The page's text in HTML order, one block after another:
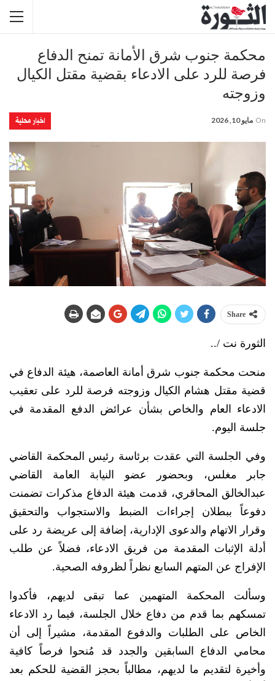
محكمة جنوب شرق الأمانة تمنح الدفاع
فرصة للرد على الادعاء بقضية مقتل الكيال
وزوجته
اخبار محلية On مايو 10, 2026
Share
الثورة نت /..
منحت محكمة جنوب شرق أمانة العاصمة، هيئة الدفاع في
قضية مقتل هشام الكيال وزوجته فرصة للرد على تعقيب
الادعاء العام والخاص بشأن عرائض الدفع المقدمة في
جلسة اليوم.
وفي الجلسة التي عقدت برئاسة رئيس المحكمة القاضي
جابر مغلس، وبحضور عضو النيابة العامة القاضي
عبدالخالق المحاقري، قدمت هيئة الدفاع مذكرات تضمنت
دفوعاً ببطلان إجراءات الضبط والاستجواب والتحقيق
وقرار الاتهام والدعوى الإدارية، إضافة إلى عريضة رد على
أدلة الإثبات المقدمة من فريق الادعاء، فضلاً عن طلب
الإفراج عن المتهم السابع نظراً لظروفه الصحية.
وسألت المحكمة المتهمين عما تبقى لديهم، فأكدوا
تمسكهم بما قدم من دفاع خلال الجلسة، فيما رد الادعاء
الخاص على الطلبات والدفوع المقدمة، مشيراً إلى أن
محامي الدفاع السابقين والجدد قد مُنحوا فرصاً كافية
وأخيرة لتقديم ما لديهم، مطالباً بحجز القضية للحكم بعد